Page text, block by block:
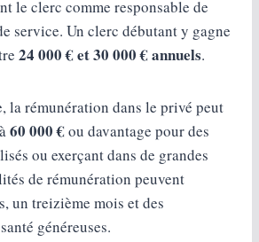
le clerc comme responsable de
service. Un clerc débutant y gagne
24 000 € et 30 000 € annuels.
la rémunération dans le privé peut
60 000 €ou davantage pour des
ou exerçant dans de grandes
de rémunération peuvent
un treizième mois et des
généreuses.